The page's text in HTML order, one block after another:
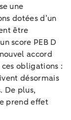
une
dotées d’un
être
score PEB D
accord
obligations :
désormais
De plus,
prend effet